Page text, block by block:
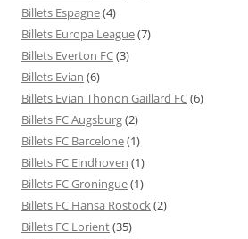
Billets Espagne(4)
Billets Europa League(7)
Billets Everton FC(3)
Billets Evian (6)
Billets Evian Thonon Gaillard FC(6)
Billets FC Augsburg(2)
Billets FC Barcelone(1)
Billets FC Eindhoven (1)
Billets FC Groningue(1)
Billets FC Hansa Rostock(2)
Billets FC Lorient(35)